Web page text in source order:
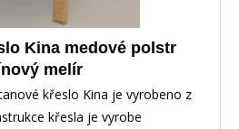
Kina medové polstr
melír
křeslo Kina je vyrobeno z
křesla je vyrobe